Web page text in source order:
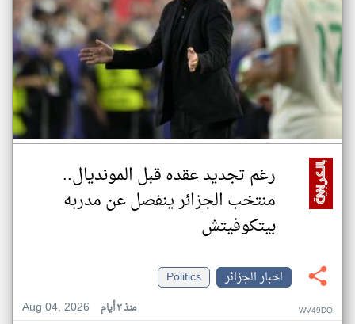
رغم تجديد عقده قبل المونديال..
منتخب الجزائر ينفصل عن مدربه
بيتكوفيتش
اخبار الجزائر
Politics
Aug 04, 2026
منذ ٣ أيام WV49DQ